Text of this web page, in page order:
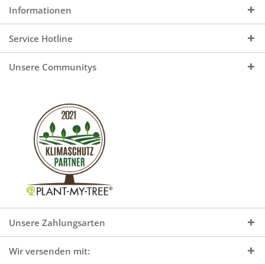
Informationen
Service Hotline
Unsere Communitys
Unsere Zahlungsarten
Wir versenden mit: